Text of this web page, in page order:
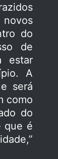
do
de
estar
A
será
como
do
que é